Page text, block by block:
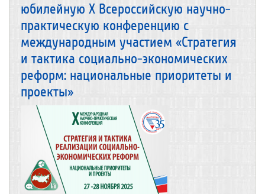
юбилейную X Всероссийскую научно-
практическую конференцию с
международным участием «Стратегия
и тактика социально-экономических
реформ: национальные приоритеты и
проекты»